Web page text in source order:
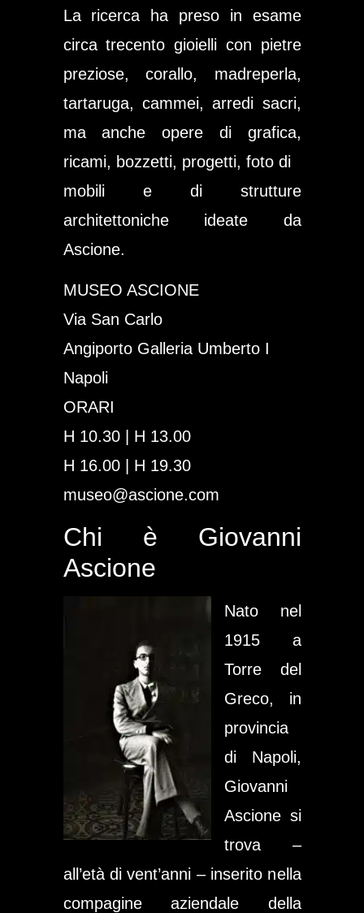
La ricerca ha preso in esame
circa trecento gioielli con pietre
preziose, corallo, madreperla,
tartaruga, cammei, arredi sacri,
ma anche opere di grafica,
ricami, bozzetti, progetti, foto di
mobili e di strutture
architettoniche ideate da
Ascione.
MUSEO ASCIONE
Via San Carlo
Angiporto Galleria Umberto I
Napoli
ORARI
H 10.30 | H 13.00
H 16.00 | H 19.30
museo@ascione.com
Chi è Giovanni
Ascione
Nato nel
1915 a
Torre del
Greco, in
provincia
di Napoli,
Giovanni
Ascione si
trova –
all’età di vent’anni – inserito nella
compagine aziendale della